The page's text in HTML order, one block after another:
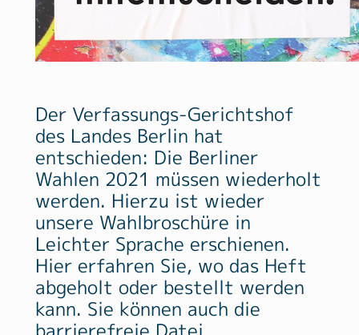
Der Verfassungs-Gerichtshof
des Landes Berlin hat
entschieden: Die Berliner
Wahlen 2021 müssen wiederholt
werden. Hierzu ist wieder
unsere Wahlbroschüre in
Leichter Sprache erschienen.
Hier erfahren Sie, wo das Heft
abgeholt oder bestellt werden
kann. Sie können auch die